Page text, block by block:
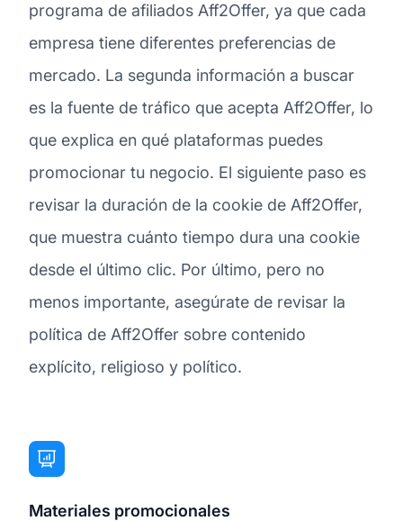
programa de afiliados Aff2Offer, ya que cada
empresa tiene diferentes preferencias de
mercado. La segunda información a buscar
es la fuente de tráfico que acepta Aff2Offer, lo
que explica en qué plataformas puedes
promocionar tu negocio. El siguiente paso es
revisar la duración de la cookie de Aff2Offer,
que muestra cuánto tiempo dura una cookie
desde el último clic. Por último, pero no
menos importante, asegúrate de revisar la
política de Aff2Offer sobre contenido
explícito, religioso y político.
Materiales promocionales